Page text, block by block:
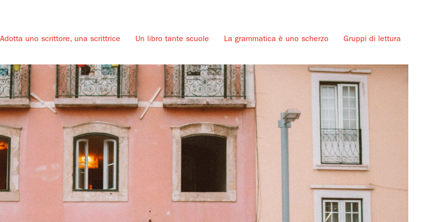
Adotta uno scrittore, una scrittrice Un libro tante scuole La grammatica è uno scherzo Gruppi di lettura